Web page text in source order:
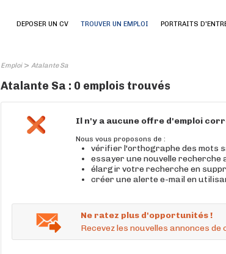
DEPOSER UN CV TROUVER UN EMPLOI PORTRAITS
Emploi> Atalante Sa
Atalante Sa : 0 emplois trouvés
Il n'y a aucune offre d'emploi
Nous vous proposons de :
vérifier l'orthographe des mots
essayer une nouvelle recherche
élargir votre recherche en
créer une alerte e-mail en
Ne ratez plus d'opportunités !
Recevez les nouvelles annonces